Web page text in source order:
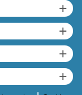
+
+
+
+